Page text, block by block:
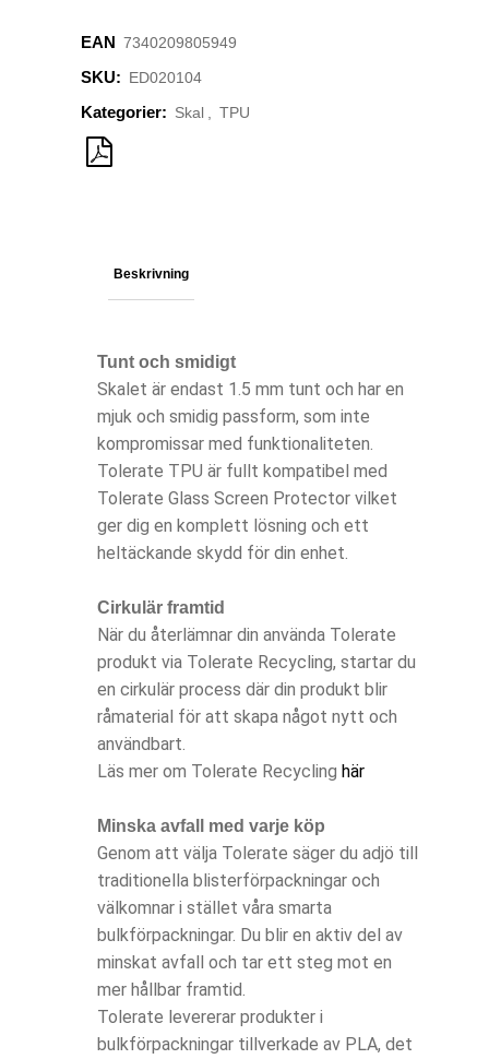
EAN ‌7340209805949
SKU: ED020104
Kategorier: Skal TPU
Beskrivning
Tunt och smidigt
Skalet är endast 1.5 mm tunt och har en
mjuk och smidig passform, som inte
kompromissar med funktionaliteten.
Tolerate TPU är fullt kompatibel med
Tolerate Glass Screen Protector vilket
ger dig en komplett lösning och ett
heltäckande skydd för din enhet.
Cirkulär framtid
När du återlämnar din använda Tolerate
produkt via Tolerate Recycling, startar du
en cirkulär process där din produkt blir
råmaterial för att skapa något nytt och
användbart.
Läs mer om Tolerate Recycling här
Minska avfall med varje köp
Genom att välja Tolerate säger du adjö till
traditionella blisterförpackningar och
välkomnar i stället våra smarta
bulkförpackningar. Du blir en aktiv del av
minskat avfall och tar ett steg mot en
mer hållbar framtid.
Tolerate levererar produkter i
bulkförpackningar tillverkade av PLA, det